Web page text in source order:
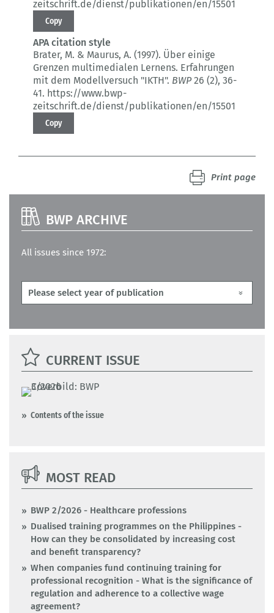
zeitschrift.de/dienst/publikationen/en/15501
Copy
APA citation style
Brater, M. & Maurus, A. (1997). Über einige
Grenzen multimedialen Lernens. Erfahrungen
mit dem Modellversuch "IKTH". BWP26 (2), 36-
41. https://www.bwp-
zeitschrift.de/dienst/publikationen/en/15501
Copy
Print page
BWP ARCHIVE
All issues since 1972:
CURRENT ISSUE
Contents of the issue
MOST READ
BWP 2/2026 - Healthcare professions
Dualised training programmes on the Philippines -
How can they be consolidated by increasing cost
and benefit transparency?
When companies fund continuing training for
professional recognition - What is the significance of
regulation and adherence to a collective wage
agreement?